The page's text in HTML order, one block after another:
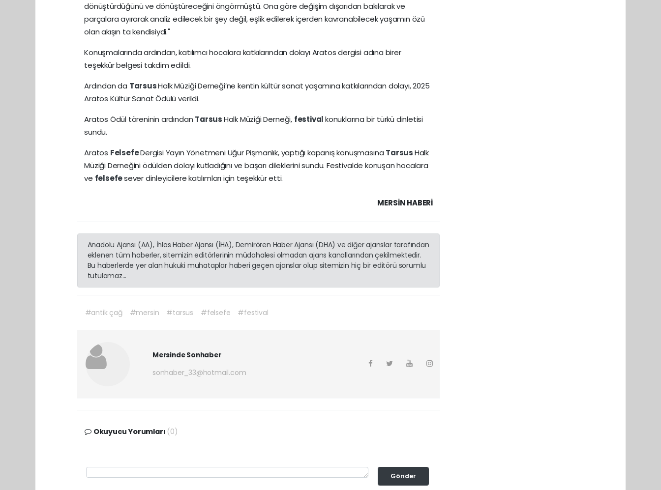
dönüştürdüğünü ve dönüştüreceğini öngörmüştü. Ona göre değişim dışarıdan bakılarak ve
parçalara ayırarak analiz edilecek bir şey değil, eşlik edilerek içerden kavranabilecek yaşamın özü
olan akışın ta kendisiydi."
Konuşmalarında ardından, katılımcı hocalara katkılarından dolayı Aratos dergisi adına birer
teşekkür belgesi takdim edildi.
Ardından da TarsusHalk Müziği Derneği’ne kentin kültür sanat yaşamına katkılarından dolayı, 2025
Aratos Kültür Sanat Ödülü verildi.
Aratos Ödül töreninin ardından TarsusHalk Müziği Derneği, festivalkonuklarına bir türkü dinletisi
sundu.
Aratos FelsefeDergisi Yayın Yönetmeni Uğur Pişmanlık, yaptığı kapanış konuşmasına TarsusHalk
Müziği Derneğini ödülden dolayı kutladığını ve başarı dileklerini sundu. Festivalde konuşan hocalara
ve felsefesever dinleyicilere katılımları için teşekkür etti.
MERSIN HABERİ
Anadolu Ajansı (AA), İhlas Haber Ajansı (İHA), Demirören Haber Ajansı (DHA) ve diğer ajanslar tarafından
eklenen tüm haberler, sitemizin editörlerinin müdahalesi olmadan ajans kanallarından çekilmektedir.
Bu haberlerde yer alan hukuki muhataplar haberi geçen ajanslar olup sitemizin hiç bir editörü sorumlu
tutulamaz...
#antik çağ #mersin #tarsus #felsefe #festival
Mersinde Sonhaber
sonhaber_33@hotmail.com
Okuyucu Yorumları (0)
Gönder